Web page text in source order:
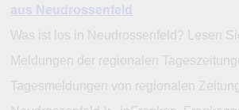
aus Neudrossenfeld
Was ist los in Neudrossenfeld? Lesen
Meldungen der regionalen
Tagesmeldungen von regionalen